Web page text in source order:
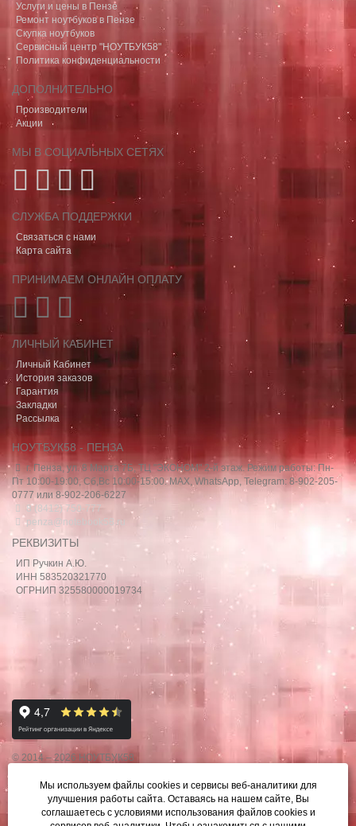
Услуги и цены в Пензе
Ремонт ноутбуков в Пензе
Скупка ноутбуков
Сервисный центр "НОУТБУК58"
Политика конфиденциальности
ДОПОЛНИТЕЛЬНО
Производители
Акции
МЫ В СОЦИАЛЬНЫХ СЕТЯХ
СЛУЖБА ПОДДЕРЖКИ
Связаться с нами
Карта сайта
ПРИНИМАЕМ ОНЛАЙН ОПЛАТУ
ЛИЧНЫЙ КАБИНЕТ
Личный Кабинет
История заказов
Гарантия
Закладки
Рассылка
НОУТБУК58 - ПЕНЗА
г. Пенза, ул. 8 Марта 7Б, ТЦ "ЭКОНОМ" 2-й этаж. Режим работы: Пн-
Пт 10:00-19:00, Сб,Вс 10:00-15:00. MAX, WhatsApp, Telegram: 8-902-205-
0777 или 8-902-206-6227
8 (8412) 750-777
penza@notebook58.ru
РЕКВИЗИТЫ
ИП Ручкин А.Ю.
ИНН 583520321770
ОГРНИП 325580000019734
© 2014 – 2026 НОУТБУК58
Данный сайт носит исключительно информационный характер,
материалы и цены на сайте не являются публичной офертой,
определяемой Ст.437 ГК РФ.
Мы используем файлы cookies и сервисы веб-аналитики для
улучшения работы сайта. Оставаясь на нашем сайте, Вы
соглашаетесь с условиями использования файлов cookies и